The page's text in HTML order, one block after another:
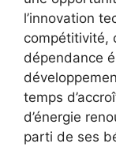
l’innovation
compétitivité,⁢
dépendance
temps
d’énergie⁣
parti de ses